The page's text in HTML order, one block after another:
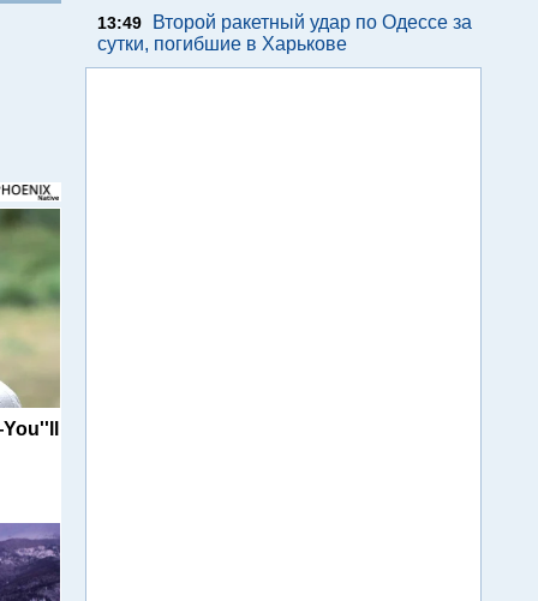
13:49
Второй ракетный удар по Одессе за
сутки, погибшие в Харькове